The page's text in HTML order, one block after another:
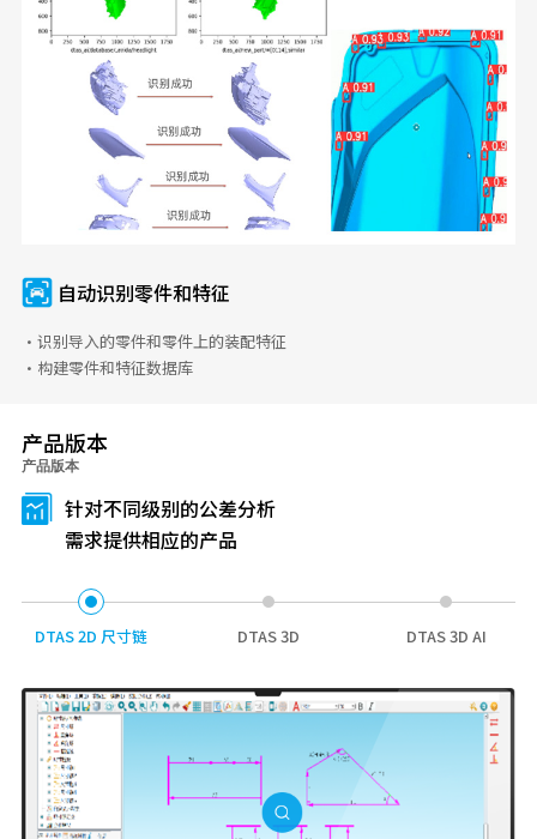
自动识别零件和特征
·识别导入的零件和零件上的装配特征
·构建零件和特征数据库
产品版本
产品版本
针对不同级别的公差分析
需求提供相应的产品
DTAS 2D 尺寸链 DTAS 3D DTAS 3D AI